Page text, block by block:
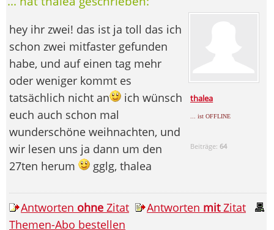
thalea
... ist OFFLINE
Beiträge: 64
hey ihr zwei! das ist ja toll das ich
schon zwei mitfaster gefunden
habe, und auf einen tag mehr
oder weniger kommt es
tatsächlich nicht an
ich wünsch
euch auch schon mal
wunderschöne weihnachten, und
wir lesen uns ja dann um den
27ten herum
gglg, thalea
Antworten ohne Zitat Antworten mitZitat
Themen-Abo bestellen